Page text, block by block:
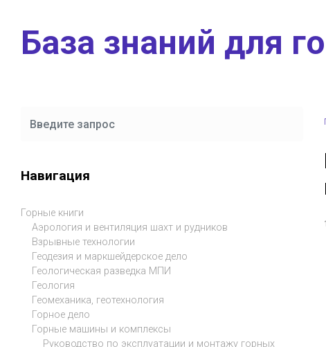
База знаний для
Навигация
Горные книги
Аэрология и вентиляция шахт и рудников
Взрывные технологии
Геодезия и маркшейдерское дело
Геологическая разведка МПИ
Геология
Геомеханика, геотехнология
Горное дело
Горные машины и комплексы
Руководство по эксплуатации и монтажу горных